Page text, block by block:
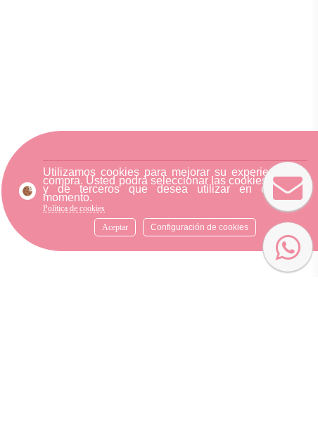
Utilizamos cookies para mejorar su experiencia de
compra. Usted podrá seleccionar las cookies nuestra
y de terceros que desea utilizar en cualquier
momento.
Política de cookies
Aceptar
Configuración de cookies